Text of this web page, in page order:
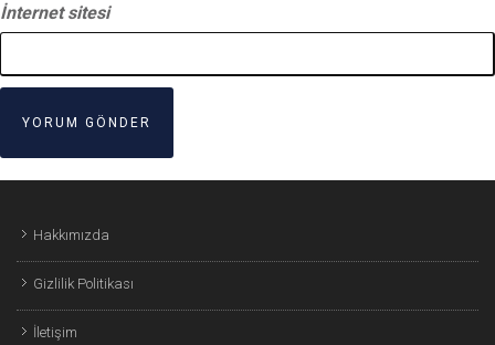
İnternet sitesi
Hakkımızda
Gizlilik Politikası
İletişim